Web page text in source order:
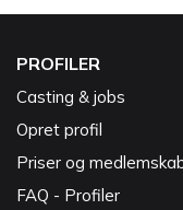
PROFILER
Casting & jobs
Opret profil
Priser og
FAQ - Profiler